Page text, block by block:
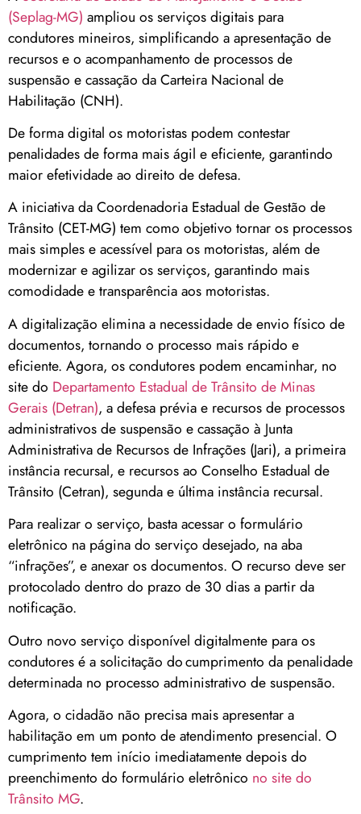
(Seplag-MG) ampliou os serviços digitais para
condutores mineiros, simplificando a apresentação de
recursos e o acompanhamento de processos de
suspensão e cassação da Carteira Nacional de
Habilitação (CNH).
De forma digital os motoristas podem contestar
penalidades de forma mais ágil e eficiente, garantindo
maior efetividade ao direito de defesa.
A iniciativa da Coordenadoria Estadual de Gestão de
Trânsito (CET-MG) tem como objetivo tornar os processos
mais simples e acessível para os motoristas, além de
modernizar e agilizar os serviços, garantindo mais
comodidade e transparência aos motoristas.
A digitalização elimina a necessidade de envio físico de
documentos, tornando o processo mais rápido e
eficiente. Agora, os condutores podem encaminhar, no
site do Departamento Estadual de Trânsito de Minas
Gerais (Detran), a defesa prévia e recursos de processos
administrativos de suspensão e cassação à Junta
Administrativa de Recursos de Infrações (Jari), a primeira
instância recursal, e recursos ao Conselho Estadual de
Trânsito (Cetran), segunda e última instância recursal.
Para realizar o serviço, basta acessar o formulário
eletrônico na página do serviço desejado, na aba
“infrações”, e anexar os documentos. O recurso deve ser
protocolado dentro do prazo de 30 dias a partir da
notificação.
Outro novo serviço disponível digitalmente para os
condutores é a solicitação do cumprimento da penalidade
determinada no processo administrativo de suspensão.
Agora, o cidadão não precisa mais apresentar a
habilitação em um ponto de atendimento presencial. O
cumprimento tem início imediatamente depois do
preenchimento do formulário eletrônico no site do
Trânsito MG.